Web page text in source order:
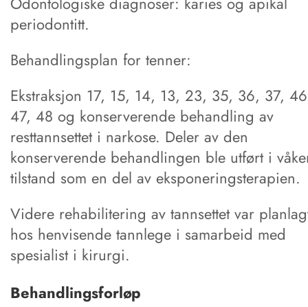
periodontitt.
Behandlingsplan for tenner:
Ekstraksjon 17, 15, 14, 13, 23, 35, 36, 37,
47, 48 og konserverende behandling av
resttannsettet i narkose. Deler av den
konserverende behandlingen ble utført i
tilstand som en del av eksponeringsterapien.
Videre rehabilitering av tannsettet var
hos henvisende tannlege i samarbeid med
spesialist i kirurgi.
Behandlingsforløp